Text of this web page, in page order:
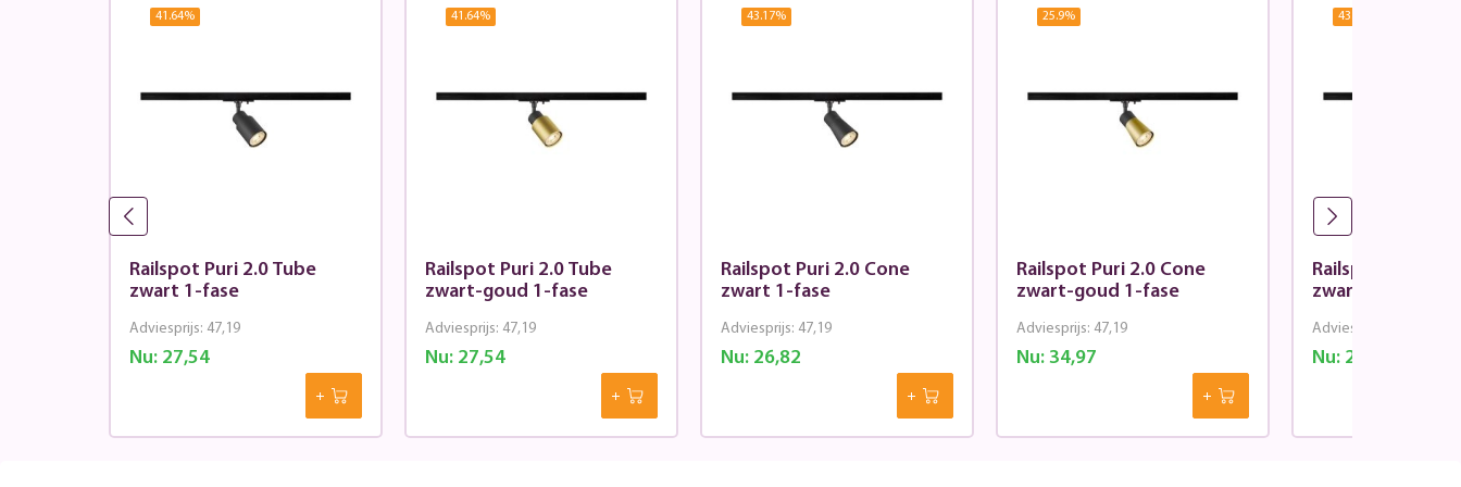
41.64%
Railspot Puri 2.0 Tube
zwart 1-fase
Nu: 27,54
Adviesprijs: 47,19
41.64%
Railspot Puri 2.0 Tube
zwart-goud 1-fase
Nu: 27,54
Adviesprijs: 47,19
43.17%
Railspot Puri 2.0 Cone
zwart 1-fase
Nu: 26,82
Adviesprijs: 47,19
25.9%
Railspot Puri 2.0 Cone
zwart-goud 1-fase
Nu: 34,97
Adviesprijs: 47,19
43.17
Railspot Puri 2.0
zwart 1-fase
Nu: 26,82
Adviesprijs: